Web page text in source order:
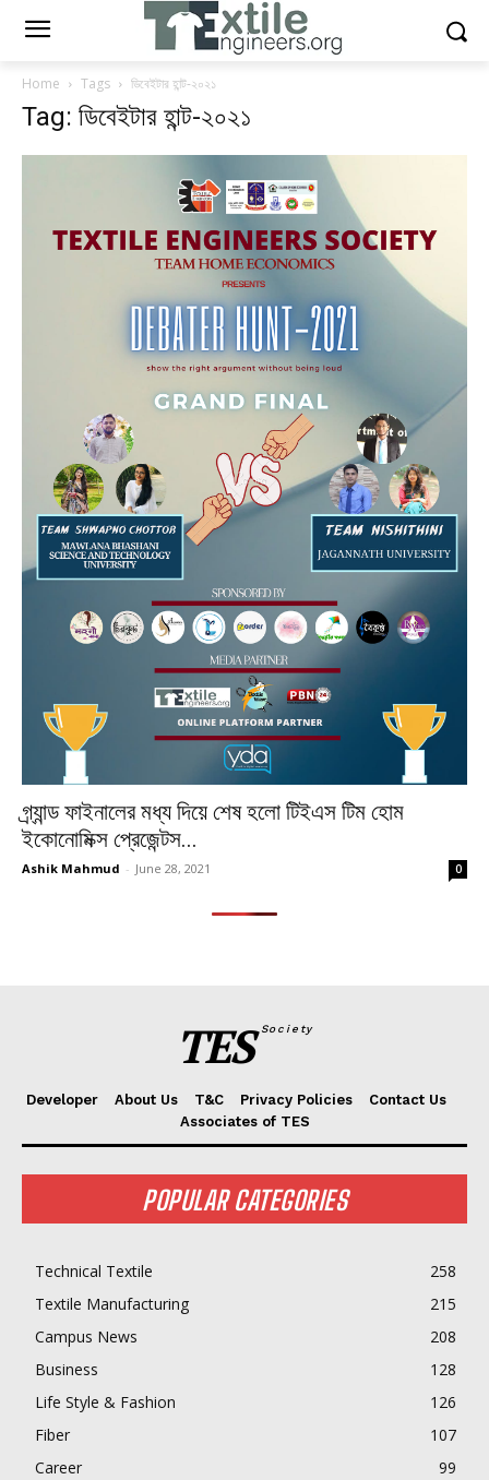
Home Tags ডিবেইটার হান্ট-২০২১
Tag: ডিবেইটার হান্ট-২০২১
গ্র্যান্ড ফাইনালের মধ্য দিয়ে শেষ হলো টিইএস টিম হোম
ইকোনোমিক্স প্রেজেন্টস...
Ashik Mahmud - June 28, 2021 0
TES Society
Developer About Us T&C Privacy Policies
Contact Us
Associates of TES
POPULAR CATEGORIES
Technical Textile
258
Textile Manufacturing
215
Campus News
208
Business
128
Life Style & Fashion
126
Fiber
107
Career
99